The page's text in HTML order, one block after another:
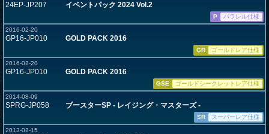
24EP-JP207 イベントパック 2024 Vol.2
P
パラレル仕様
2016-02-20
GP16-JP010 GOLD PACK 2016
GR
ゴールドレア仕様
2016-02-20
GP16-JP010 GOLD PACK 2016
GSE
ゴールドシークレットレア仕様
2014-08-09
SPRG-JP058 ブースターSP - レイジング・マスターズ -
SR
スーパーレア仕様
2013-02-15